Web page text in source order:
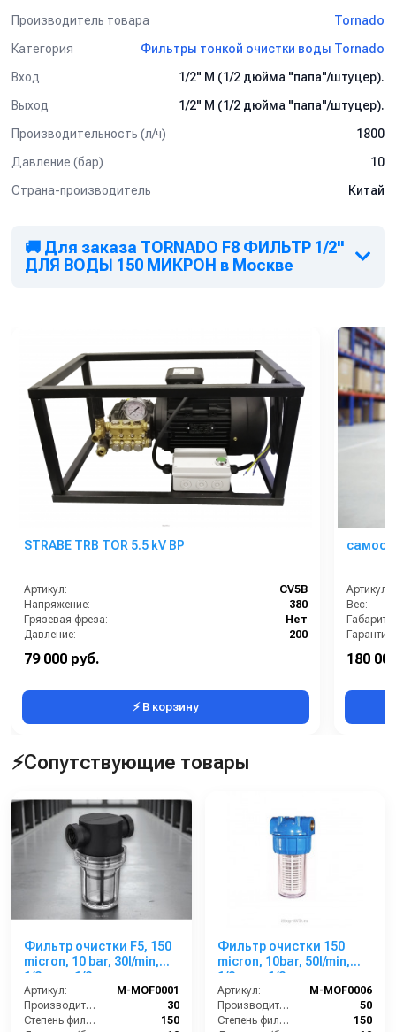
Производитель товара
Tornado
Категория
Фильтры тонкой очистки воды Tornado
Вход
1/2" M (1/2 дюйма "папа"/штуцер).
Выход
1/2" M (1/2 дюйма "папа"/штуцер).
Производительность (л/ч)
1800
Давление (бар)
10
Страна-производитель
Китай
🚚 Для заказа TORNADO F8 ФИЛЬТР 1/2"
ДЛЯ ВОДЫ 150 МИКРОН в Москве
STRABE TRB TOR 5.5 kV BP
Артикул:
CV5B
Напряжение:
380
Грязевая фреза:
Нет
Давление:
200
Класс оборудования:
79 000 руб.
⚡ В корзину
Артикул:
Вес:
Гарантия:
180
⚡Сопутствующие товары
Фильтр очистки F5, 150
micron, 10 bar, 30l/min,
1/2внут-1/2внут.
Артикул:
M-MOF0001
Производительность (л/мин):
30
Степень фильтрации (мкм):
150
Фильтр очистки 150
micron, 10bar, 50l/min,
1/2внут-1/2внут
Артикул:
M-MOF0006
Производительность (л/мин):
50
Степень фильтрации (мкм):
150